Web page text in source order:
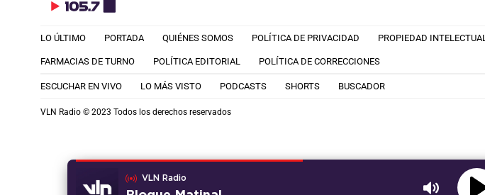
VLN Radio
LO ÚLTIMO PORTADA QUIÉNES SOMOS POLÍTICA DE PRIVACIDAD PROPIEDAD INTELECTUAL
FARMACIAS DE TURNO POLÍTICA EDITORIAL POLÍTICA DE CORRECCIONES
ESCUCHAR EN VIVO LO MÁS VISTO PODCASTS SHORTS BUSCADOR
VLN Radio © 2023 Todos los derechos reservados